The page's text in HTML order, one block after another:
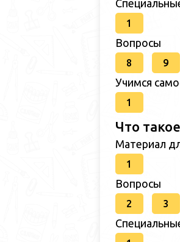
1
Вопросы
8 9
Учимся
1
Что
Материал
1
Вопросы
2 3